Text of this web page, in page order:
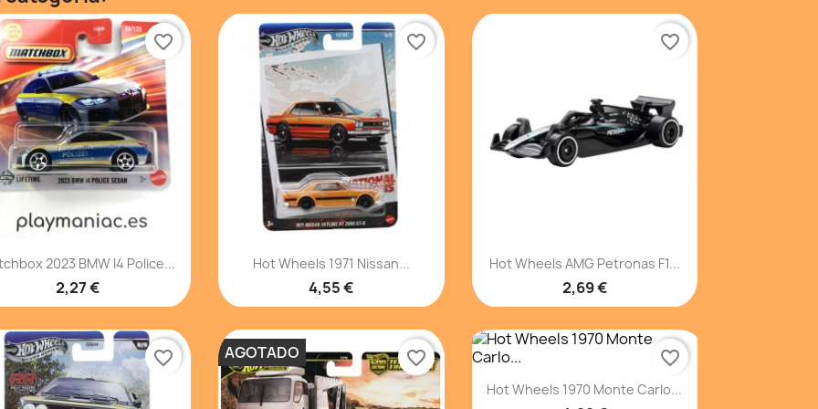
 Vista rápida
2023 BMW I4 Police...
2,27 €
favorite_border
Vista rápida
Hot Wheels 1971 Nissan...
4,55 €
favorite_border
Vista rápida
Hot Wheels AMG Petronas F1...
2,69 €
favorite_border
favorite_border AGOTADO
favorite_border
Vista rápida
Hot Wheels 1970 Monte Carlo...
favorite_border